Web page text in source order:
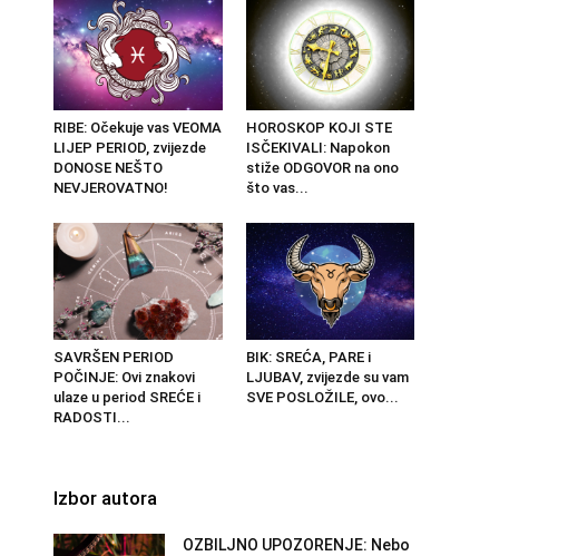
RIBE: Očekuje vas VEOMA
LIJEP PERIOD, zvijezde
DONOSE NEŠTO
NEVJEROVATNO!
HOROSKOP KOJI STE
ISČEKIVALI: Napokon
stiže ODGOVOR na ono
što vas...
SAVRŠEN PERIOD
POČINJE: Ovi znakovi
ulaze u period SREĆE i
RADOSTI...
BIK: SREĆA, PARE i
LJUBAV, zvijezde su vam
SVE POSLOŽILE, ovo...
Izbor autora
OZBILJNO UPOZORENJE: Nebo